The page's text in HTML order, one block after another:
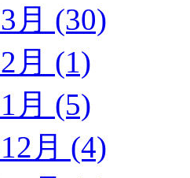
月 (30)
月 (1)
月 (5)
月 (4)